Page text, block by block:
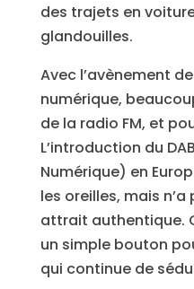
des trajets en
glandouilles.
Avec l’avènement
numérique,
de la radio FM, et
L’introduction du
Numérique) en
les oreilles, mais
attrait authentique.
un simple bouton
qui continue de